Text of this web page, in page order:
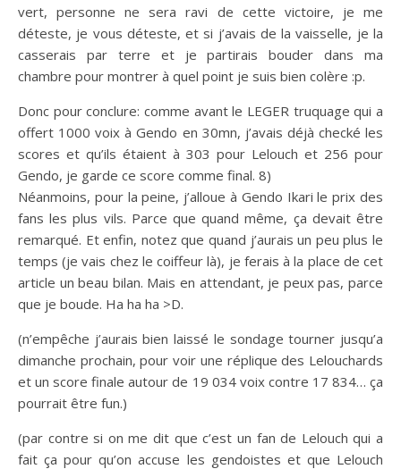
vert, personne ne sera ravi de cette victoire, je me
déteste, je vous déteste, et si j’avais de la vaisselle, je la
casserais par terre et je partirais bouder dans ma
chambre pour montrer à quel point je suis bien colère :p.
Donc pour conclure: comme avant le LEGER truquage qui a
offert 1000 voix à Gendo en 30mn, j’avais déjà checké les
scores et qu’ils étaient à 303 pour Lelouch et 256 pour
Gendo, je garde ce score comme final. 8)
Néanmoins, pour la peine, j’alloue à Gendo Ikari le prix des
fans les plus vils. Parce que quand même, ça devait être
remarqué. Et enfin, notez que quand j’aurais un peu plus le
temps (je vais chez le coiffeur là), je ferais à la place de cet
article un beau bilan. Mais en attendant, je peux pas, parce
que je boude. Ha ha ha >D.
(n’empêche j’aurais bien laissé le sondage tourner jusqu’a
dimanche prochain, pour voir une réplique des Lelouchards
et un score finale autour de 19 034 voix contre 17 834… ça
pourrait être fun.)
(par contre si on me dit que c’est un fan de Lelouch qui a
fait ça pour qu’on accuse les gendoistes et que Lelouch